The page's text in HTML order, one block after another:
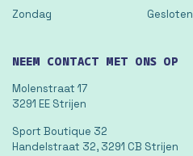
Zondag
Gesloten
NEEM CONTACT MET ONS OP
Molenstraat 17
3291 EE Strijen
Sport Boutique 32
Handelstraat 32, 3291 CB Strijen